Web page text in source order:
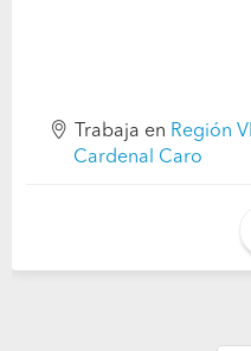
Trabaja en Región
Cardenal Caro